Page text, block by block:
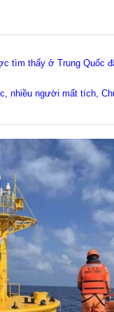
tìm thấy ở Trung Quốc
nhiều người mất tích,